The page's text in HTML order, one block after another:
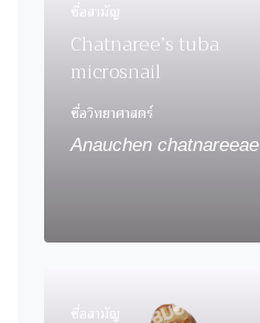
ชื่อสามัญ
Chatnaree’s tuba
microsnail
ชื่อวิทยาศาสตร์
Anauchen chatnareeae
ชื่อสามัญ